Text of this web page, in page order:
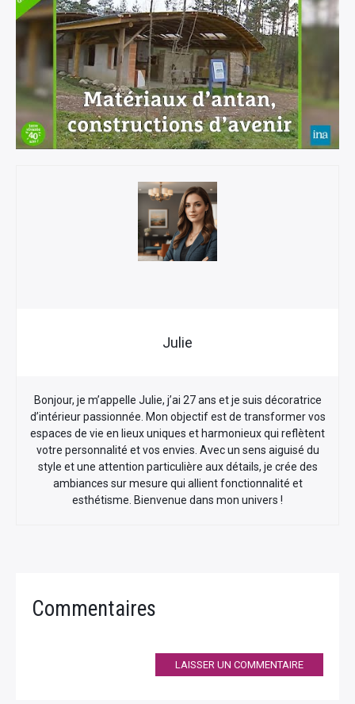
Julie
Bonjour, je m’appelle Julie, j’ai 27 ans et je suis décoratrice
d’intérieur passionnée. Mon objectif est de transformer vos
espaces de vie en lieux uniques et harmonieux qui reflètent
votre personnalité et vos envies. Avec un sens aiguisé du
style et une attention particulière aux détails, je crée des
ambiances sur mesure qui allient fonctionnalité et
esthétisme. Bienvenue dans mon univers !
Commentaires
LAISSER UN COMMENTAIRE